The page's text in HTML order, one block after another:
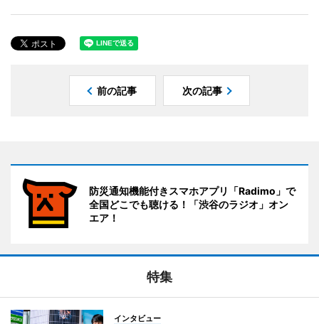
前の記事 次の記事
防災通知機能付きスマホアプリ「Radimo」で
全国どこでも聴ける！「渋谷のラジオ」オン
エア！
特集
インタビュー